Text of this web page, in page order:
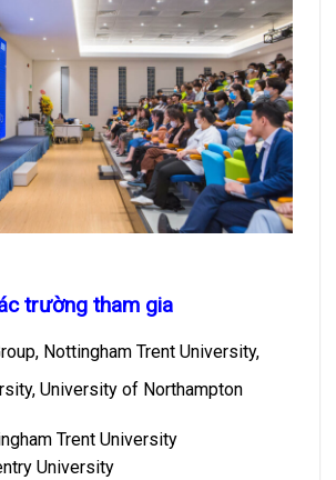
trường tham gia
, Nottingham Trent University,
University of Northampton
Trent University
University